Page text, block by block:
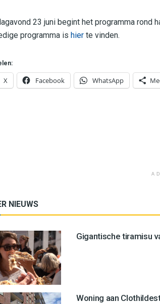
23 juni begint het programma rond
programma is hier te vinden.
X Facebook WhatsApp
NIEUWS
Gigantische tiramisu
Woning aan